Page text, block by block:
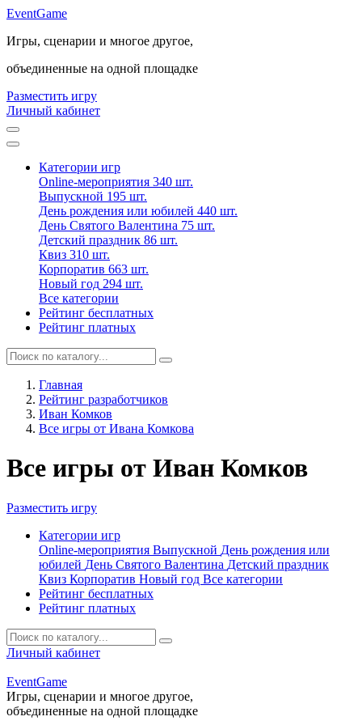
EventGame
Игры, сценарии и многое другое,
объединенные на одной площадке
Разместить игру
Личный кабинет
Категории игр
Online-мероприятия 340 шт.
Выпускной 195 шт.
День рождения или юбилей 440 шт.
День Святого Валентина 75 шт.
Детский праздник 86 шт.
Квиз 310 шт.
Корпоратив 663 шт.
Новый год 294 шт.
Все категории
Рейтинг бесплатных
Рейтинг платных
Главная
Рейтинг разработчиков
Иван Комков
Все игры от Ивана Комкова
Все игры от Иван Комков
Разместить игру
Категории игр
Online-мероприятия Выпускной День рождения или
юбилей День Святого Валентина Детский праздник
Квиз Корпоратив Новый год Все категории
Рейтинг бесплатных
Рейтинг платных
Личный кабинет
EventGame
Игры, сценарии и многое другое,
объединенные на одной площадке